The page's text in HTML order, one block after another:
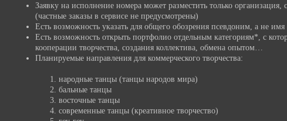
Заявку на исполнение номера может разместить только
(частные заказы в сервисе не предусмотрены)
Есть возможность указать для общего обозрения псевдоним, а не имя
Есть возможность открыть портфолио отдельным категориям*, с
кооперации творчества, создания коллектива, обмена опытом…
Планируемые направления для коммерческого творчества:
народные танцы (танцы народов мира)
бальные танцы
восточные танцы
современные танцы (креативное творчество)